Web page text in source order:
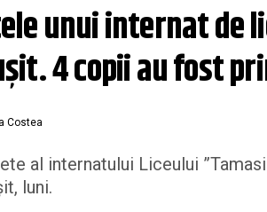
unui internat de
4 copii au fost
Costea
al internatului Liceului
luni.